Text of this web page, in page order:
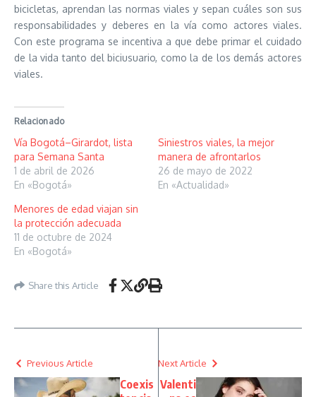
bicicletas, aprendan las normas viales y sepan cuáles son sus
responsabilidades y deberes en la vía como actores viales.
Con este programa se incentiva a que debe primar el cuidado
de la vida tanto del biciusuario, como la de los demás actores
viales.
Relacionado
Vía Bogotá–Girardot, lista
para Semana Santa
1 de abril de 2026
En «Bogotá»
Siniestros viales, la mejor
manera de afrontarlos
26 de mayo de 2022
En «Actualidad»
Menores de edad viajan sin
la protección adecuada
11 de octubre de 2024
En «Bogotá»
Share this Article
Previous Article
Coexis
Next Article
Valenti